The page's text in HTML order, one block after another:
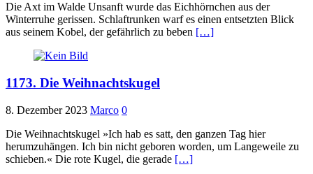
Die Axt im Walde Unsanft wurde das Eichhörnchen aus der
Winterruhe gerissen. Schlaftrunken warf es einen entsetzten Blick
aus seinem Kobel, der gefährlich zu beben […]
1173. Die Weihnachtskugel
8. Dezember 2023 Marco 0
Die Weihnachtskugel »Ich hab es satt, den ganzen Tag hier
herumzuhängen. Ich bin nicht geboren worden, um Langeweile zu
schieben.« Die rote Kugel, die gerade […]